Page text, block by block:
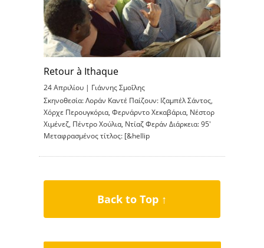
Retour à Ithaque
24 Απριλίου | Γιάννης Σμοΐλης
Σκηνοθεσία: Λοράν Καντέ Παίζουν: Ιζαμπέλ Σάντος,
Χόρχε Περουγκόρια, Φερνάρντο Χεκαβάρια, Νέστορ
Χιμένεζ, Πέντρο Χούλια, Ντίαζ Φεράν Διάρκεια: 95′
Μεταφρασμένος τίτλος: [&hellip
Back to Top ↑